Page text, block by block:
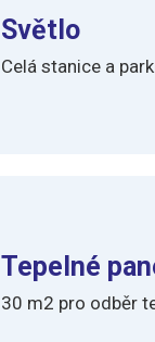
Světlo
Celá stanice a
Tepelné
30 m2 pro odběr